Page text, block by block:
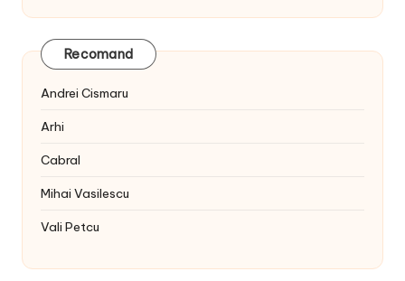
Recomand
Andrei Cismaru
Arhi
Cabral
Mihai Vasilescu
Vali Petcu